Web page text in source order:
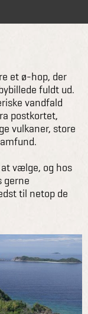
et ø-hop, der
fuldt ud.
vandfald
postkortet,
vulkaner, store
vælge, og hos
gerne
til netop de